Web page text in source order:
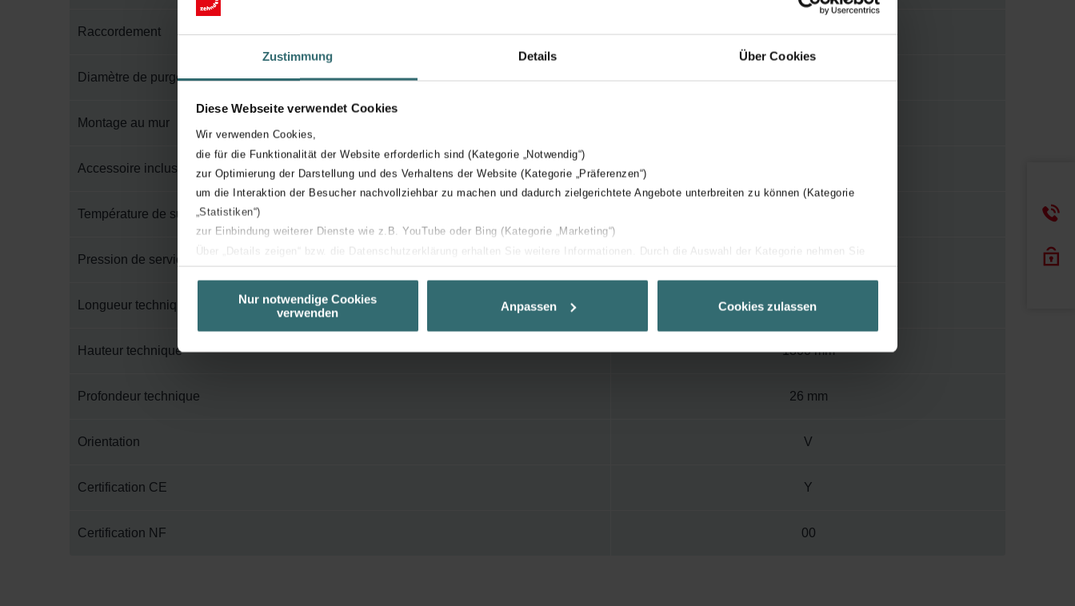
Zustimmung Details Über Cookies
Diese Webseite verwendet Cookies
Wir verwenden Cookies,
die für die Funktionalität der Website erforderlich sind (Kategorie „Notwendig“)
zur Optimierung der Darstellung und des Verhaltens der Website (Kategorie „Präferenzen“)
um die Interaktion der Besucher nachvollziehbar zu machen und dadurch zielgerichtete Angebote unterbreiten zu können (Kategorie
„Statistiken“)
zur Einbindung weiterer Dienste wie z.B. YouTube oder Bing (Kategorie „Marketing“)
Über „Details zeigen“ bzw. die Datenschutzerklärung erhalten Sie weitere Informationen. Durch die Auswahl der Kategorie nehmen Sie
unserer Website verwenden, um Ihnen die bestmögliche Nutzererfahrung zu ermöglichen und Ihnen maßgeschneiderte Informationen
basierend auf Ihren Interessen zur Verfügung zu stellen. Alle Einwilligungen können Sie selbstverständlich über einen Link in der
Datenschutzerklärung widerrufen.
Zehnder Group AG: Data Privacy
Nur notwendige Cookies
verwenden
Anpassen Cookies zulassen
Raccordement S034
Diamètre de purge 1/2"
Montage au mur
Accessoire inclus dans l'emballage
Température de surface maximum
Pression de service maximum
Longueur technique 490 mm
Hauteur technique 1800 mm
Profondeur technique 26 mm
Orientation V
Certification CE Y
Certification NF 00